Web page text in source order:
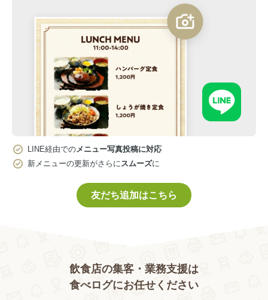
LINE経由でのメニュー写真投稿に対応
新メニューの更新がさらにスムーズに
友だち追加はこちら
飲食店の集客・業務支援は
食べログにお任せください